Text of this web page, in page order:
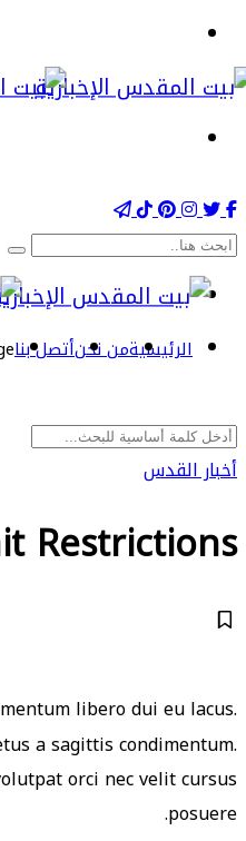
الرئيسيةمن نحنأتصل بنا
أخبار القدس
Restrictions
libero dui eu lacus.
a sagittis condimentum.
orci nec velit cursus
posuere.